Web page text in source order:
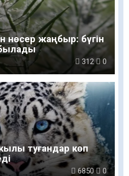
нөсер жаңбыр: бүгін
312 0
туғандар көп
6850 0